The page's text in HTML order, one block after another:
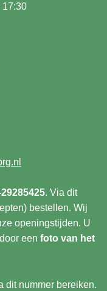
17:30
. Via dit
bestellen. Wij
openingstijden. U
een foto van het
dit nummer bereiken.